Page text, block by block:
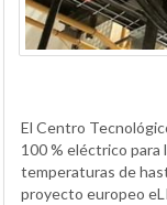
El Centro
100 % eléctrico para
temperaturas de
proyecto europeo